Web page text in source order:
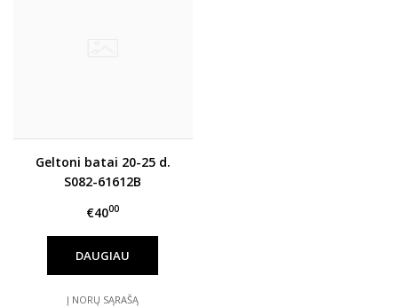
Geltoni batai 20-25 d.
S082-61612B
€4000
DAUGIAU
Į NORŲ SĄRAŠĄ